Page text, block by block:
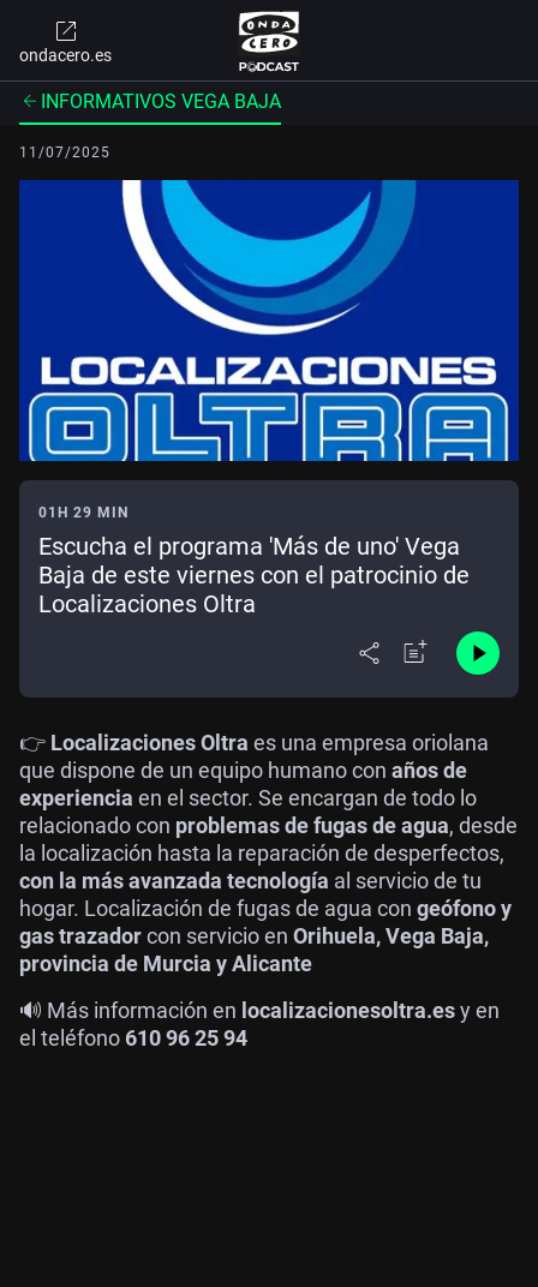
ondacero.es
INFORMATIVOS VEGA BAJA
11/07/2025
01H 29 MIN
Escucha el programa 'Más de uno' Vega
Baja de este viernes con el patrocinio de
Localizaciones Oltra
👉 Localizaciones Oltra es una empresa oriolana
que dispone de un equipo humano con años de
experiencia en el sector. Se encargan de todo lo
relacionado con problemas de fugas de agua, desde
la localización hasta la reparación de desperfectos,
con la más avanzada tecnología al servicio de tu
hogar. Localización de fugas de agua con geófono y
gas trazadorcon servicio en Orihuela, Vega Baja,
provincia de Murcia y Alicante
🔊 Más información en localizacionesoltra.esy en
el teléfono 610 96 25 94